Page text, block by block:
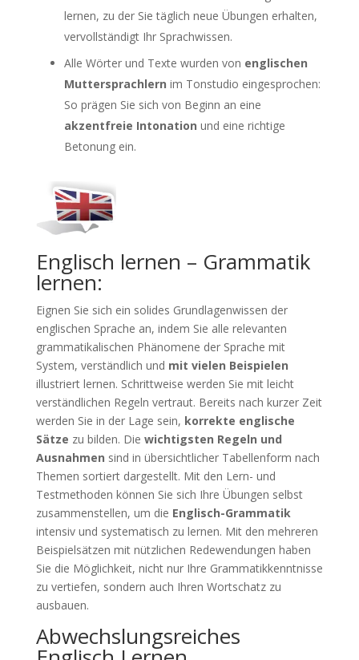
lernen, zu der Sie täglich neue Übungen erhalten,
vervollständigt Ihr Sprachwissen.
Alle Wörter und Texte wurden von englischen
Muttersprachlern im Tonstudio eingesprochen:
So prägen Sie sich von Beginn an eine
akzentfreie Intonation und eine richtige
Betonung ein.
Englisch lernen – Grammatik
lernen:
Eignen Sie sich ein solides Grundlagenwissen der
englischen Sprache an, indem Sie alle relevanten
grammatikalischen Phänomene der Sprache mit
System, verständlich und mit vielen Beispielen
illustriert lernen. Schrittweise werden Sie mit leicht
verständlichen Regeln vertraut. Bereits nach kurzer Zeit
werden Sie in der Lage sein, korrekte englische
Sätze zu bilden. Die wichtigsten Regeln und
Ausnahmen sind in übersichtlicher Tabellenform nach
Themen sortiert dargestellt. Mit den Lern- und
Testmethoden können Sie sich Ihre Übungen selbst
zusammenstellen, um die Englisch-Grammatik
intensiv und systematisch zu lernen. Mit den mehreren
Beispielsätzen mit nützlichen Redewendungen haben
Sie die Möglichkeit, nicht nur Ihre Grammatikkenntnisse
zu vertiefen, sondern auch Ihren Wortschatz zu
ausbauen.
Abwechslungsreiches